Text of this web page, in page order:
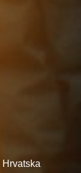
Hrvatska